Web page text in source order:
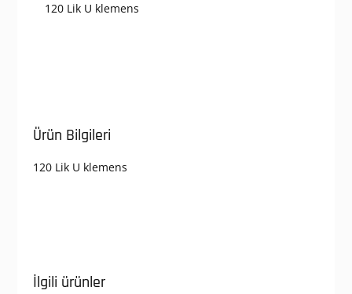
120 Lik U klemens
Ürün Bilgileri
120 Lik U klemens
İlgili ürünler